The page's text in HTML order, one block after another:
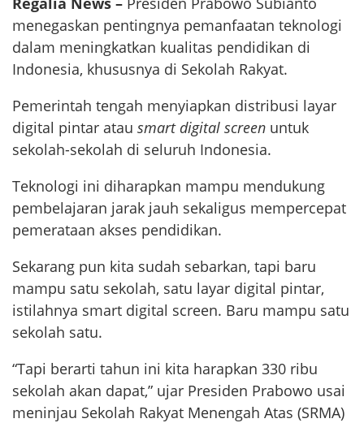
menegaskan pentingnya pemanfaatan teknologi
dalam meningkatkan kualitas pendidikan di
Indonesia, khususnya di Sekolah Rakyat.
Pemerintah tengah menyiapkan distribusi layar
digital pintar atau smart digital screen untuk
sekolah-sekolah di seluruh Indonesia.
Teknologi ini diharapkan mampu mendukung
pembelajaran jarak jauh sekaligus mempercepat
pemerataan akses pendidikan.
Sekarang pun kita sudah sebarkan, tapi baru
mampu satu sekolah, satu layar digital pintar,
istilahnya smart digital screen. Baru mampu satu
sekolah satu.
“Tapi berarti tahun ini kita harapkan 330 ribu
sekolah akan dapat,” ujar Presiden Prabowo usai
meninjau Sekolah Rakyat Menengah Atas (SRMA)